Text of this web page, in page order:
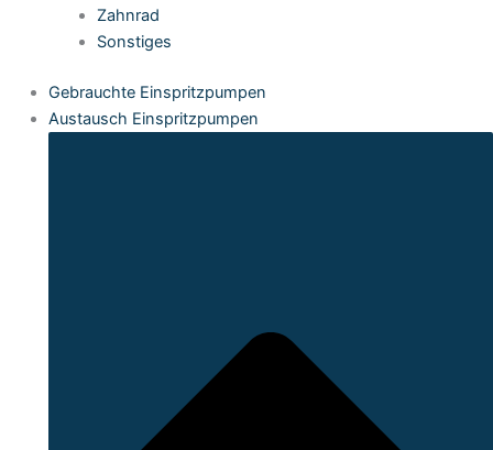
Zahnrad
Sonstiges
Gebrauchte Einspritzpumpen
Austausch Einspritzpumpen